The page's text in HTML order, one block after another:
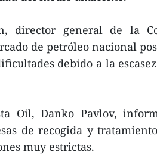
director general de la
de petróleo nacional
debido a la
Oil, Danko Pavlov,
de recogida y
muy estrictas.